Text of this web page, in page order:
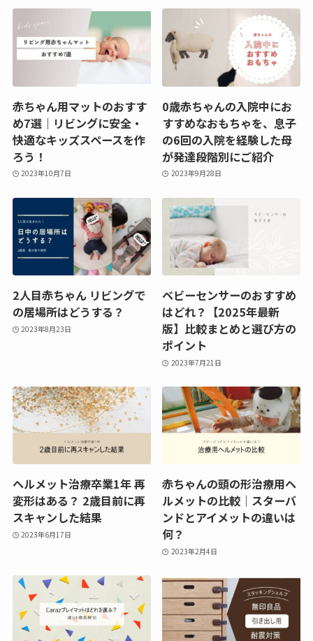
赤ちゃん用マットのおすす
め7選｜リビングに安全・
快適なキッズスペースを作
ろう！
2023年10月7日
0歳赤ちゃんの入院中にお
すすめなおもちゃを、息子
の6回の入院を経験した母
が発達段階別にご紹介
2023年9月28日
2人目赤ちゃん リビングで
の居場所はどうする？
2023年8月23日
ベビーセンサーのおすすめ
はどれ？【2025年最新
版】比較まとめと選び方の
ポイント
2023年7月21日
ヘルメット治療卒業1年 再
変形はある？ 2歳目前に再
スキャンした結果
2023年6月17日
赤ちゃんの頭の形治療用ヘ
ルメットの比較｜スターバ
ンドとアイメットの違いは
何？
2023年2月4日